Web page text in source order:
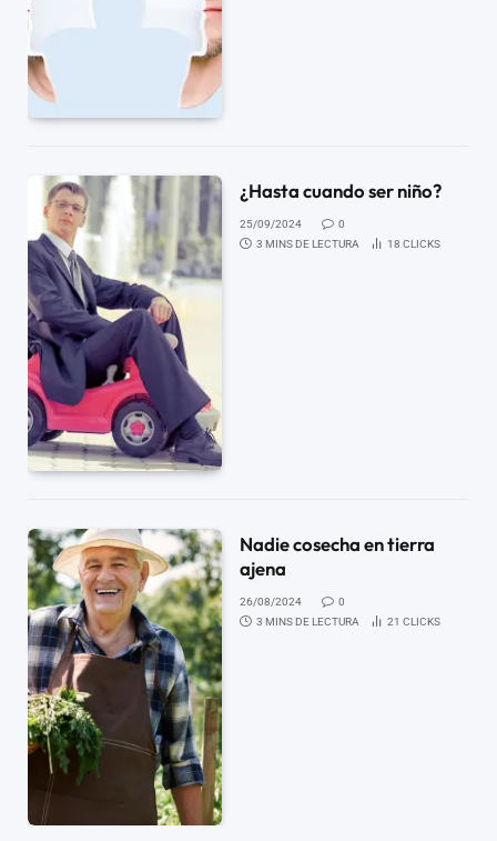
¿Hasta cuando ser niño?
25/09/2024
0
3 MINS DE LECTURA
18CLICKS
Nadie cosecha en tierra
ajena
26/08/2024
0
3 MINS DE LECTURA
21CLICKS